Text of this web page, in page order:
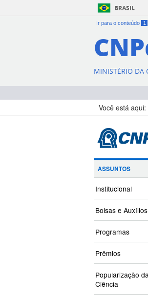
BRASIL
Ir para o conteúdo 1
MINISTÉRIO DA
Você está aqui:
ASSUNTOS
Institucional
Bolsas e Auxílios
Programas
Prêmios
Popularização
Ciência